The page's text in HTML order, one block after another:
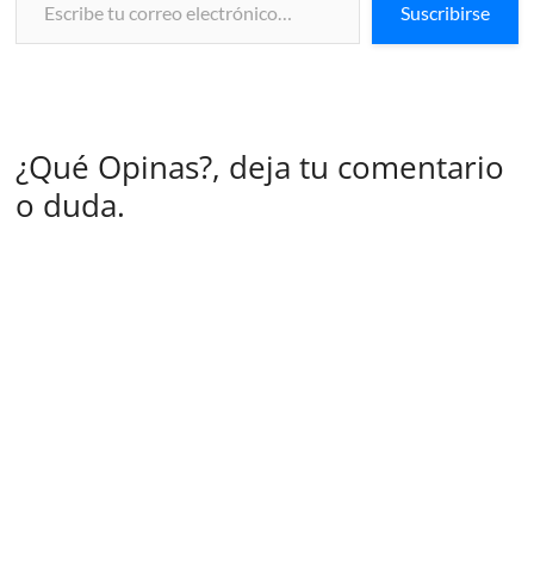
Suscribirse
¿Qué Opinas?, deja tu comentario
o duda.